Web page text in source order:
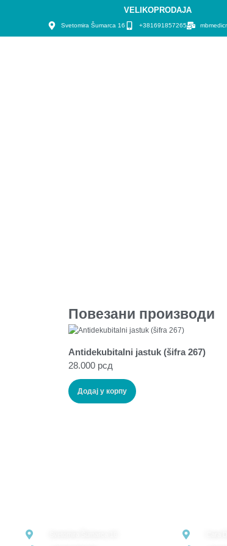
VELIKOPRODAJA
Svetomira Šumarca 16 +381691857265
Повезани производи
Antidekubitalni jastuk (šifra 267)
28.000 рсд
Додај у корпу